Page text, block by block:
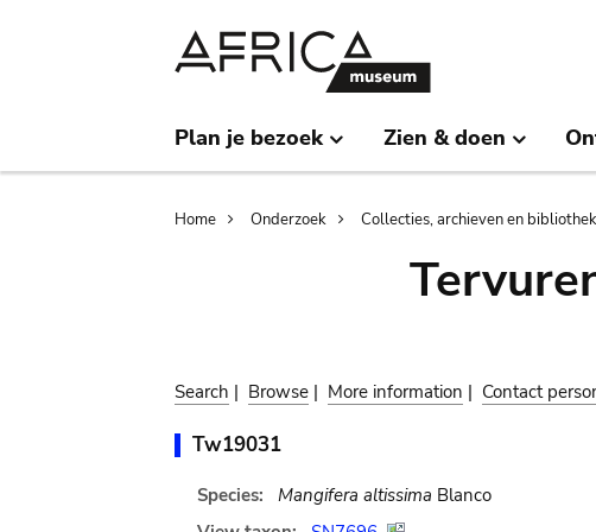
Plan je bezoek Zien & doen
Breadcrumb
Home Onderzoek Collecties, archieven en
Search | Browse | More information | Contact
Tw19031
Species: Mangifera altissima Blanco